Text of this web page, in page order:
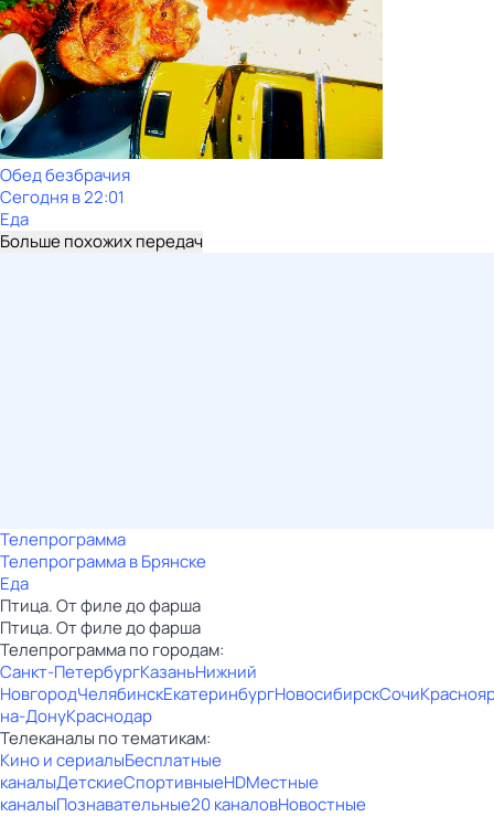
Обед безбрачия
Сегодня в 22:01
Еда
Больше похожих передач
Телепрограмма
Телепрограмма в Брянске
Еда
Птица. От филе до фарша
Птица. От филе до фарша
Телепрограмма по городам:
Санкт-ПетербургКазаньНижний
НовгородЧелябинскЕкатеринбургНовосибирскСочи
на-ДонуКраснодар
Телеканалы по тематикам:
Кино и сериалыБесплатные
каналыДетскиеСпортивныеHDМестные
каналыПознавательные20 каналовНовостные